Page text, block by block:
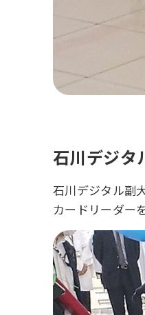
石川デジタ
石川デジタル副
カードリーダー